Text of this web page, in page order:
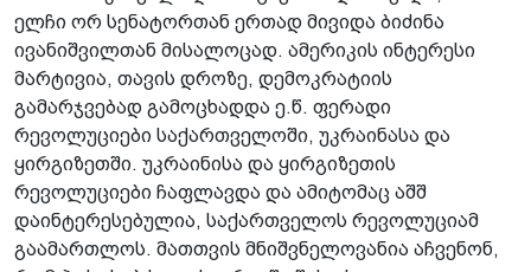
ელჩი ორ სენატორთან ერთად მივიდა ბიძინა
ივანიშვილთან მისალოცად. ამერიკის ინტერესი
მარტივია, თავის დროზე, დემოკრატიის
გამარჯვებად გამოცხადდა ე.წ. ფერადი
რევოლუციები საქართველოში, უკრაინასა და
ყირგიზეთში. უკრაინისა და ყირგიზეთის
რევოლუციები ჩაფლავდა და ამიტომაც აშშ
დაინტერესებულია, საქართველოს რევოლუციამ
გაამართლოს. მათთვის მნიშვნელოვანია აჩვენონ,